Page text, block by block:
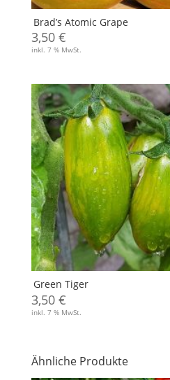
Brad’s Atomic Grape
3,50 €
inkl. 7 % MwSt.
Green Tiger
3,50 €
inkl. 7 % MwSt.
Ähnliche Produkte